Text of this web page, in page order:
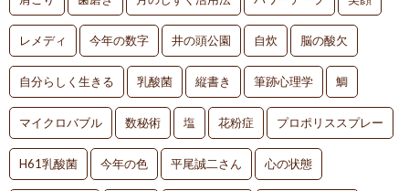
レメディ 今年の数字 井の頭公園 自炊 脳の酸欠
自分らしく生きる 乳酸菌 縦書き 筆跡心理学 鯛
マイクロバブル 数秘術 塩 花粉症 プロポリススプレー
H61乳酸菌 今年の色 平尾誠二さん 心の状態